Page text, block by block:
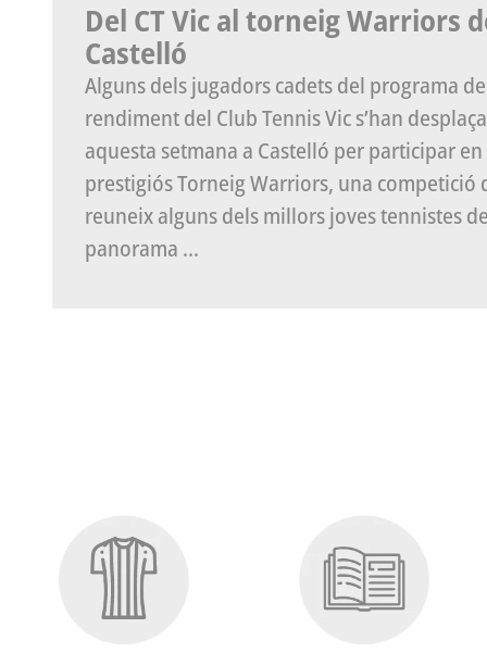
Del CT Vic al torneig Warriors
Castelló
Alguns dels jugadors cadets del programa de
rendiment del Club Tennis Vic s’han
aquesta setmana a Castelló per participar en
prestigiós Torneig Warriors, una competició
reuneix alguns dels millors joves tennistes
panorama ...